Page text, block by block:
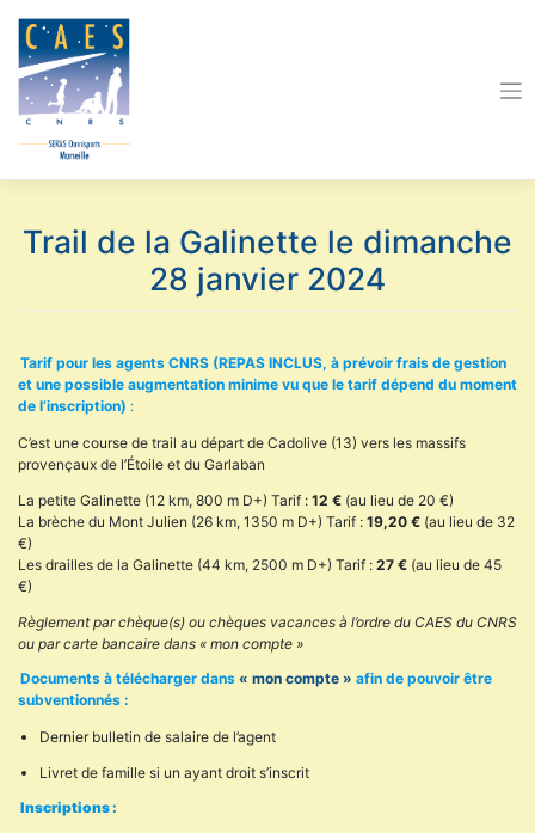
content
Trail de la Galinette le dimanche
28 janvier 2024
Tarif pour les agents CNRS (REPAS INCLUS, à prévoir frais de gestion
et une possible augmentation minime vu que le tarif dépend du moment
de l’inscription) :
C’est une course de trail au départ de Cadolive (13) vers les massifs
provençaux de l’Étoile et du Garlaban
La petite Galinette (12 km, 800 m D+) Tarif : 12 € (au lieu de 20 €)
La brèche du Mont Julien (26 km, 1350 m D+) Tarif : 19,20 € (au lieu de 32
€)
Les drailles de la Galinette (44 km, 2500 m D+) Tarif : 27 € (au lieu de 45
€)
Règlement par chèque(s) ou chèques vacances à l’ordre du CAES du CNRS
ou par carte bancaire dans « mon compte »
Documents à télécharger dans« mon compte » afin de pouvoir être
subventionnés :
Dernier bulletin de salaire de l’agent
Livret de famille si un ayant droit s’inscrit
Inscriptions :